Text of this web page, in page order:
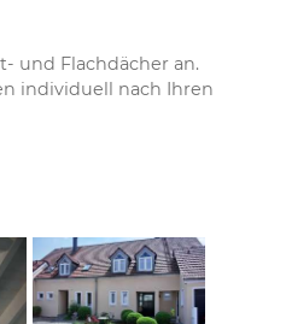
und Flachdächer an.
individuell nach Ihren